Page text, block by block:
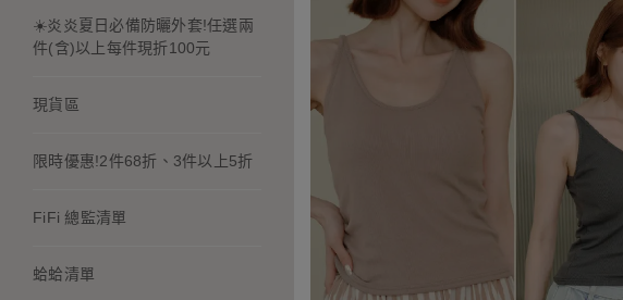
☀️炎炎夏日必備防曬外套!任選兩
件(含)以上每件現折100元
現貨區
限時優惠!2件68折、3件以上5折
FiFi 總監清單
蛤蛤清單